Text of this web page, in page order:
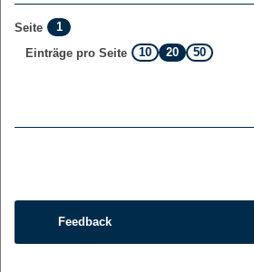
Seite
1
Einträge pro Seite
10 20 50
Feedback